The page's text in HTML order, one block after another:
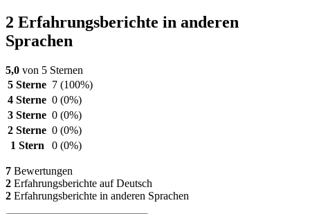
2 Erfahrungsberichte in anderen
Sprachen
5,0 von 5 Sternen
5 Sterne 7 (100%)
4 Sterne 0 (0%)
3 Sterne 0 (0%)
2 Sterne 0 (0%)
1 Stern
0 (0%)
7 Bewertungen
2 Erfahrungsberichte auf Deutsch
2 Erfahrungsberichte in anderen Sprachen